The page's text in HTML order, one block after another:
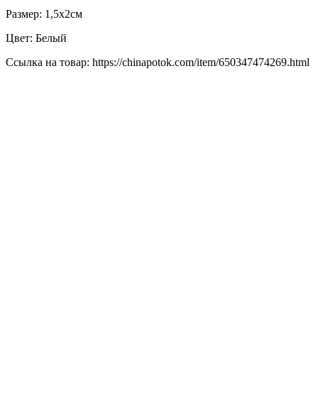
Размер: 1,5х2см
Цвет: Белый
Ссылка на товар: https://chinapotok.com/item/650347474269.html